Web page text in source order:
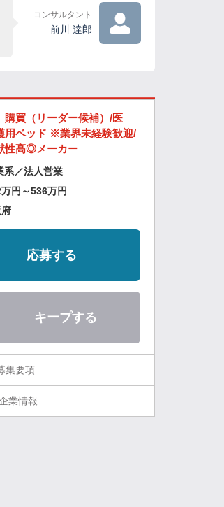
コンサルタント
前川 達郎
購買（リーダー候補）/医
用ベッド ※業界未経験歓迎/
性高◎メーカー
系／法人営業
円～536万円
応募する
キープする
集要項
業情報